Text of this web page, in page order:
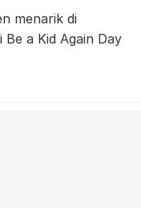
menarik di
a Kid Again Day